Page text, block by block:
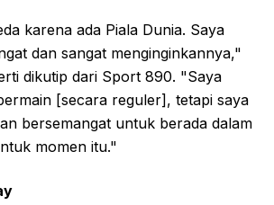
karena ada Piala Dunia. Saya
dan sangat menginginkannya,"
dikutip dari Sport 890. "Saya
[secara reguler], tetapi saya
bersemangat untuk berada dalam
momen itu."